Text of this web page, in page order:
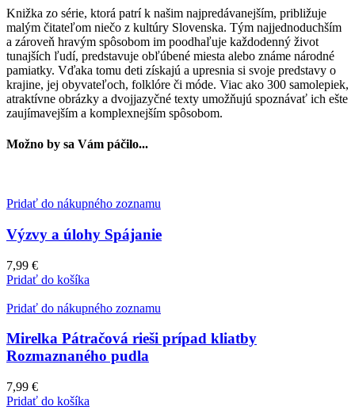
Knižka zo série, ktorá patrí k našim najpredávanejším, približuje
malým čitateľom niečo z kultúry Slovenska. Tým najjednoduchším
a zároveň hravým spôsobom im poodhaľuje každodenný život
tunajších ľudí, predstavuje obľúbené miesta alebo známe národné
pamiatky. Vďaka tomu deti získajú a upresnia si svoje predstavy o
krajine, jej obyvateľoch, folklóre či móde. Viac ako 300 samolepiek,
atraktívne obrázky a dvojjazyčné texty umožňujú spoznávať ich ešte
zaujímavejším a komplexnejším spôsobom.
Možno by sa Vám páčilo...
Pridať do nákupného zoznamu
Výzvy a úlohy Spájanie
7,99 €
Pridať do košíka
Pridať do nákupného zoznamu
Mirelka Pátračová rieši prípad kliatby
Rozmaznaného pudla
7,99 €
Pridať do košíka